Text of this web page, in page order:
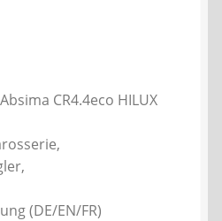
CR4.4eco HILUX
(DE/EN/FR)